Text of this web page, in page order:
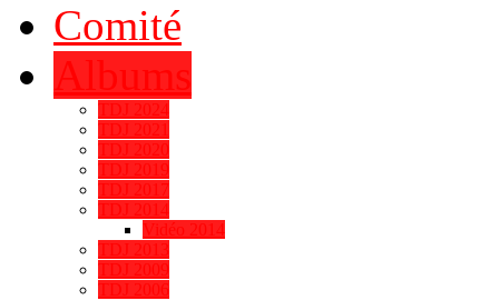
Comité
Albums
TDJ 2024
TDJ 2021
TDJ 2020
TDJ 2019
TDJ 2017
TDJ 2014
Vidéo 2014
TDJ 2013
TDJ 2009
TDJ 2006